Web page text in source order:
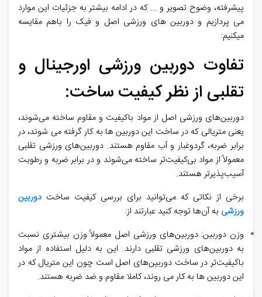
پیشرفته، وضوح تصویر و ... که در ادامه بیشتر به جزئیات این موارد
می پردازیم و دوربین های ورزشی اصل و فیک را باهم مقایسه
میکنیم:
تفاوت دوربین ورزشی اورجینال و
تقلبی از نظر کیفیت ساخت:
دوربین‌های ورزشی اصل از مواد باکیفیت و مقاوم ساخته می‌شوند،
یعنی متریالی که در ساخت این دوربین ها به کار گرفته می شوند، در
برابر ضربه، گردوغبار و آب مقاوم هستند. دوربین‌های ورزشی تقلبی
معمولاً از مواد بی‌کیفیت‌تر ساخته می‌شوند و در برابر ضربه و رطوبت
آسیب‌پذیرتر هستند.
برخی از نکاتی که می‌توانید برای بررسی کیفیت ساخت دوربین
ورزشی به آن‌ها توجه کنید عبارتند از:
وزن دوربین: دوربین‌های ورزشی اصل معمولاً وزن بیشتری نسبت
به دوربین‌های ورزشی تقلبی دارند. این به دلیل استفاده از مواد
باکیفیت‌تر در ساخت دوربین‌های اصل است چون این متریال که در
این دوربین ها به کار می روند، کاملا مقاوم و ضد ضربه هستند.